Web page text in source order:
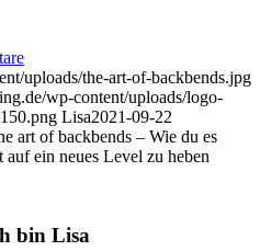
uploads/the-art-of-backbends.jpg
wp-content/uploads/logo-
Lisa2021-09-22
art of backbends – Wie du es
ein neues Level zu heben
bin Lisa